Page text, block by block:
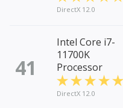
DirectX 12.0
41
Intel Core i7-
11700K
Processor
DirectX 12.0